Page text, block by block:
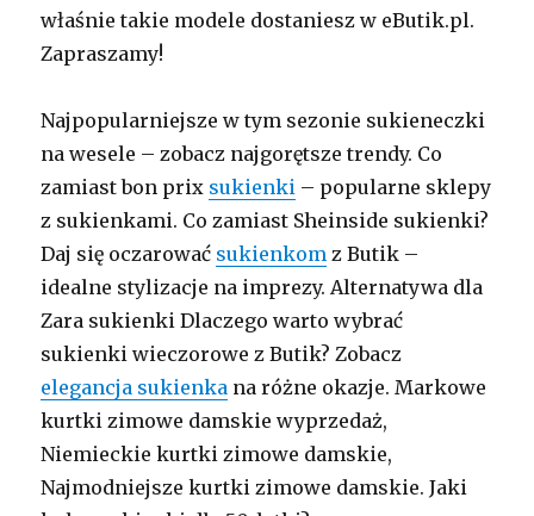
właśnie takie modele dostaniesz w eButik.pl.
Zapraszamy!
Najpopularniejsze w tym sezonie sukieneczki
na wesele – zobacz najgorętsze trendy. Co
zamiast bon prix sukienki – popularne sklepy
z sukienkami. Co zamiast Sheinside sukienki?
Daj się oczarować sukienkom z Butik –
idealne stylizacje na imprezy. Alternatywa dla
Zara sukienki Dlaczego warto wybrać
sukienki wieczorowe z Butik? Zobacz
elegancja sukienka na różne okazje. Markowe
kurtki zimowe damskie wyprzedaż,
Niemieckie kurtki zimowe damskie,
Najmodniejsze kurtki zimowe damskie. Jaki